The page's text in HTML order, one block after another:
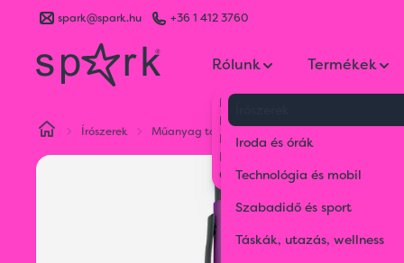
spark@spark.hu +36 1 412 3760
Rólunk
Kik vagyunk
Kapcsolat
Blog
Karrier
Gyakran Ismételt Kérdések
Termékek
Iroda és órák
Technológia és mobil
Szabadidő és sport
Táskák, utazás, wellness
Írószerek Műanyag tollak